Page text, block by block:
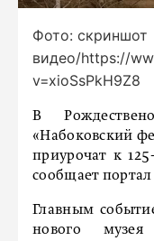
Фото: скриншот
видео/https://
v=xioSsPkH9Z8
В
«Набоковский
приурочат к
сообщает портал
Главным
нового